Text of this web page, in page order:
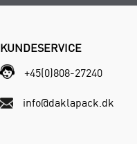
KUNDESERVICE
+45(0)808-27240
info@daklapack.dk